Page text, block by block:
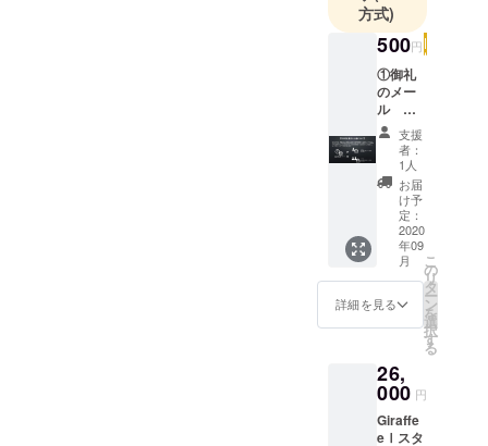
方式)
500円
①御礼
のメー
ル ②
支援者
様の応
援メッ
セージ
Giraffe
eを使用
される
新郎新
婦様へ
メール
にてお
届け ※
Giraffe
e商品は
新型コ
ロナの
影響で
支援
者：
1人
お届
け予
定：
2020
年09
月
詳細を見る
こ
の
リ
タ
ー
ン
を
選
択
す
る
26,
000 円
Giraffe
eⅠスタ